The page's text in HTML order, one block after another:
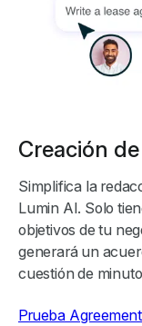
Creación
Simplifica la
Lumin AI. Solo
objetivos de tu
generará un
cuestión de
Prueba